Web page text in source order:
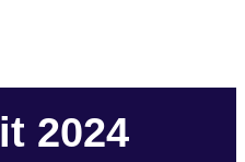
2024